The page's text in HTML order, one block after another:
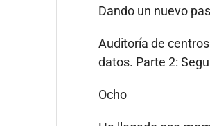
Dando un nuevo
Auditoría de
datos. Parte 2:
Ocho